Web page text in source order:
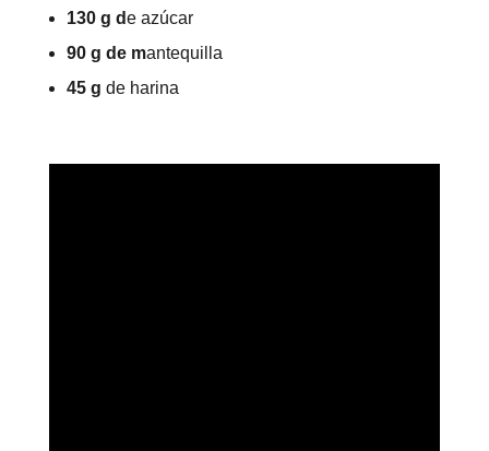
130 g de azúcar
90 g de mantequilla
45 g de harina